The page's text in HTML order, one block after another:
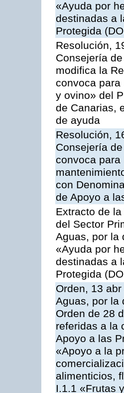
«Ayuda por
destinadas a
Protegida
Resolución,
Consejería
modifica la
convoca para
y ovino» del
de Canarias,
de ayuda
Resolución,
Consejería
convoca
con
de Apoyo a
Extracto de
del Sector
Aguas, por la
«Ayuda por
destinadas a
Protegida
Orden, 13
Aguas, por la
Orden de 28
referidas a la
Apoyo a las
«Apoyo a la
alimenticios,
I.1.1 «Frutas